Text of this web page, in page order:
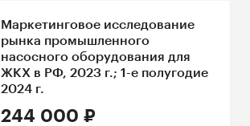
Маркетинговое исследование
рынка промышленного
насосного оборудования для
ЖКХ в РФ, 2023 г.; 1-е полугодие
2024 г.
244 000 ₽